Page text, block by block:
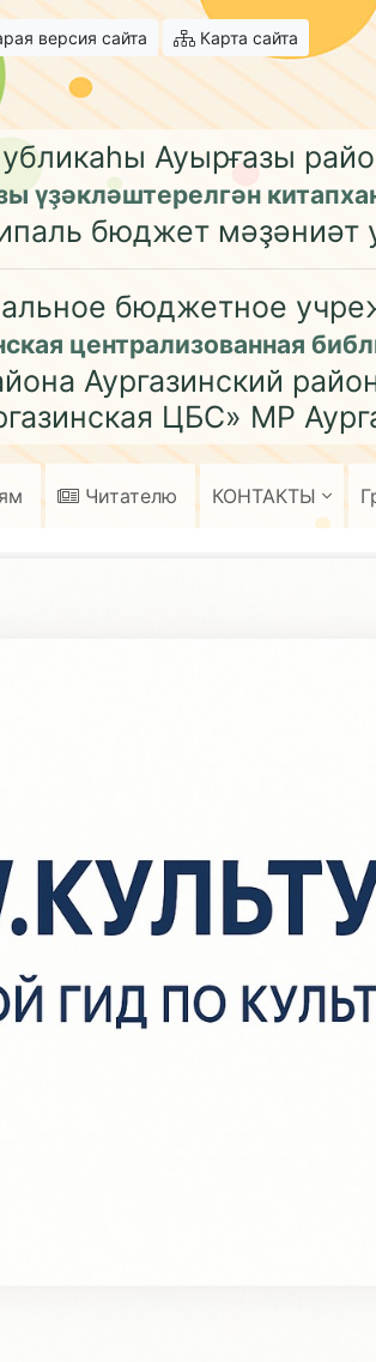
версия сайта Карта сайта
Ауырғазы
үҙәкләштерелгән
бюджет мәҙәниәт
бюджетное
централизованная
Аургазинский
ЦБС» МР
Читателю КОНТАКТЫ
ознакомились не только со своими
есть у каждого человека. Надеемся,
героев помогла ребятам
права и обязанности школьников,
В завершение предложили прослушать
который нужен мне». Также в библиотеке
«Чтобы не было беды».
на онлайн — мероприятие https://